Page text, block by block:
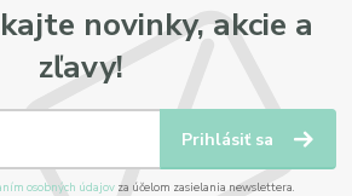
novinky, akcie a
zľavy!
Prihlásiť sa
osobných údajov za účelom zasielania newslettera.